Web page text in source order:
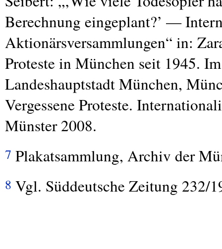
Berechnung eingeplant?’ —
Aktionärsversammlungen“ in:
Proteste in München seit 1945.
Landeshauptstadt München,
Vergessene Proteste.
Münster 2008.
7 Plakatsammlung, Archiv der
8 Vgl. Süddeutsche Zeitung 232/